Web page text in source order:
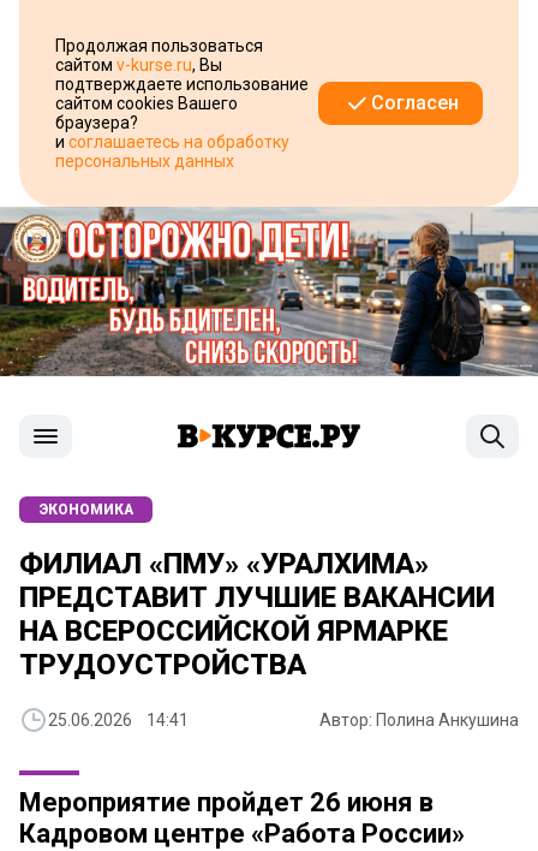
Продолжая пользоваться
сайтом v-kurse.ru, Вы
подтверждаете использование
сайтом cookies Вашего
браузера?
и соглашаетесь на обработку
персональных данных
Согласен
ЭКОНОМИКА
ФИЛИАЛ «ПМУ» «УРАЛХИМА»
ПРЕДСТАВИТ ЛУЧШИЕ ВАКАНСИИ
НА ВСЕРОССИЙСКОЙ ЯРМАРКЕ
ТРУДОУСТРОЙСТВА
25.06.2026 14:41 Автор: Полина Анкушина
Мероприятие пройдет 26 июня в
Кадровом центре «Работа России»